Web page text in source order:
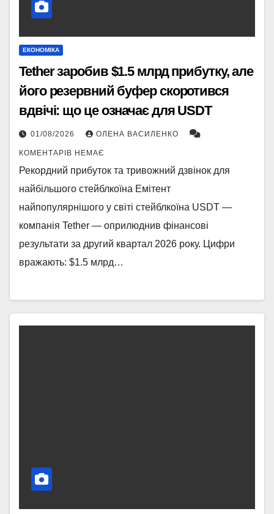
ЕКОНОМІКА
Tether заробив $1.5 млрд прибутку, але
його резервний буфер скоротився
вдвічі: що це означає для USDT
01/08/2026 ОЛЕНА ВАСИЛЕНКО
КОМЕНТАРІВ НЕМАЄ
Рекордний прибуток та тривожний дзвінок для
найбільшого стейблкоїна Емітент
найпопулярнішого у світі стейблкоїна USDT —
компанія Tether — оприлюднив фінансові
результати за другий квартал 2026 року. Цифри
вражають: $1.5 млрд…